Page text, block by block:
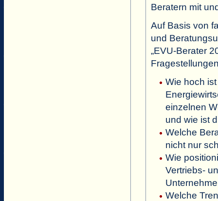
Beratern mit
Auf Basis von
und
„EVU-Berater
Wie hoch
einzelnen
und wie ist
Welche
nicht nur
Wie
Vertriebs-
Welche